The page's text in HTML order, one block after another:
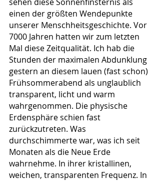
einen der größten Wendepunkte
unserer Menschheitsgeschichte. Vor
7000 Jahren hatten wir zum letzten
Mal diese Zeitqualität. Ich hab die
Stunden der maximalen Abdunklung
gestern an diesem lauen (fast schon)
Frühsommerabend als unglaublich
transparent, licht und warm
wahrgenommen. Die physische
Erdensphäre schien fast
zurückzutreten. Was
durchschimmerte war, was ich seit
Monaten als die Neue Erde
wahrnehme. In ihrer kristallinen,
weichen, transparenten Frequenz. In